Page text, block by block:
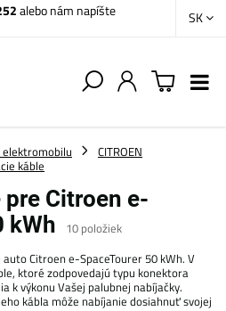
alebo nám napíšte
SK
CITROEN
káble
Citroen e-
kWh
10 položiek
Citroen e-SpaceTourer 50 kWh. V
ktoré zodpovedajú typu konektora
k výkonu Vašej palubnej nabíjačky.
kábla môže nabíjanie dosiahnuť svojej